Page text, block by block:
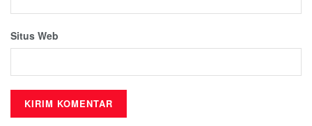
Situs Web